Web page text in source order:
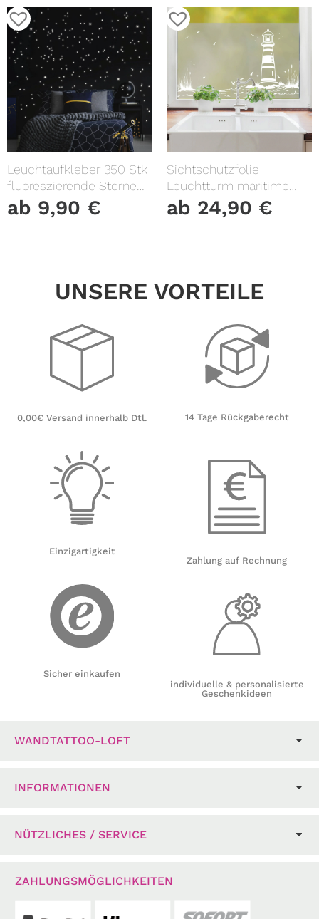
Leuchtaufkleber 350 Stk
fluoreszierende Sterne
und Punkte leuchten im
Dunklen Kinderzimmer
ab 9,90 €
Sichtschutzfolie
Leuchtturm maritime
Fensterfolie Fensterdeko
Milchglasfolie
ab 24,90 €
UNSERE VORTEILE
0,00€ Versand innerhalb Dtl.
Einzigartigkeit
Sicher einkaufen
14 Tage Rückgaberecht
Zahlung auf Rechnung
individuelle & personalisierte
Geschenkideen
WANDTATTOO-LOFT
INFORMATIONEN
NÜTZLICHES / SERVICE
ZAHLUNGSMÖGLICHKEITEN